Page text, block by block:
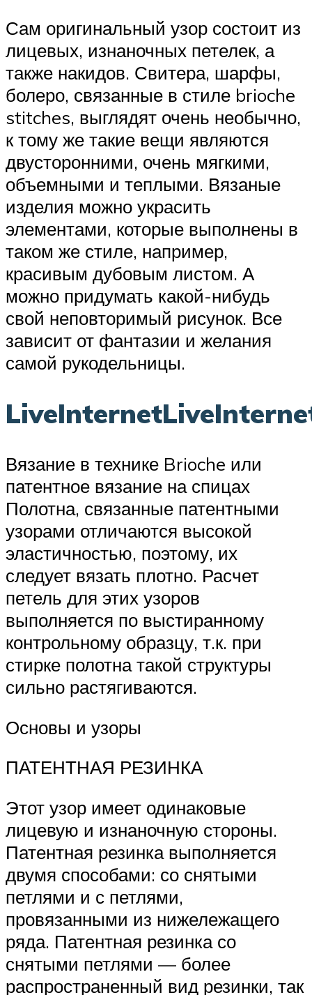
Сам оригинальный узор состоит из
лицевых, изнаночных петелек, а
также накидов. Свитера, шарфы,
болеро, связанные в стиле brioche
stitches, выглядят очень необычно,
к тому же такие вещи являются
двусторонними, очень мягкими,
объемными и теплыми. Вязаные
изделия можно украсить
элементами, которые выполнены в
таком же стиле, например,
красивым дубовым листом. А
можно придумать какой-нибудь
свой неповторимый рисунок. Все
зависит от фантазии и желания
самой рукодельницы.
Вязание в технике Brioche или
патентное вязание на спицах
Полотна, связанные патентными
узорами отличаются высокой
эластичностью, поэтому, их
следует вязать плотно. Расчет
петель для этих узоров
выполняется по выстиранному
контрольному образцу, т.к. при
стирке полотна такой структуры
сильно растягиваются.
Основы и узоры
ПАТЕНТНАЯ РЕЗИНКА
Этот узор имеет одинаковые
лицевую и изнаночную стороны.
Патентная резинка выполняется
двумя способами: со снятыми
петлями и с петлями,
провязанными из нижележащего
ряда. Патентная резинка со
снятыми петлями — более
распространенный вид резинки, так